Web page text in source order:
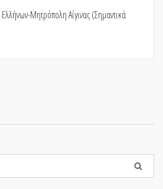
Μητρόπολη Αίγινας (Σημαντικά